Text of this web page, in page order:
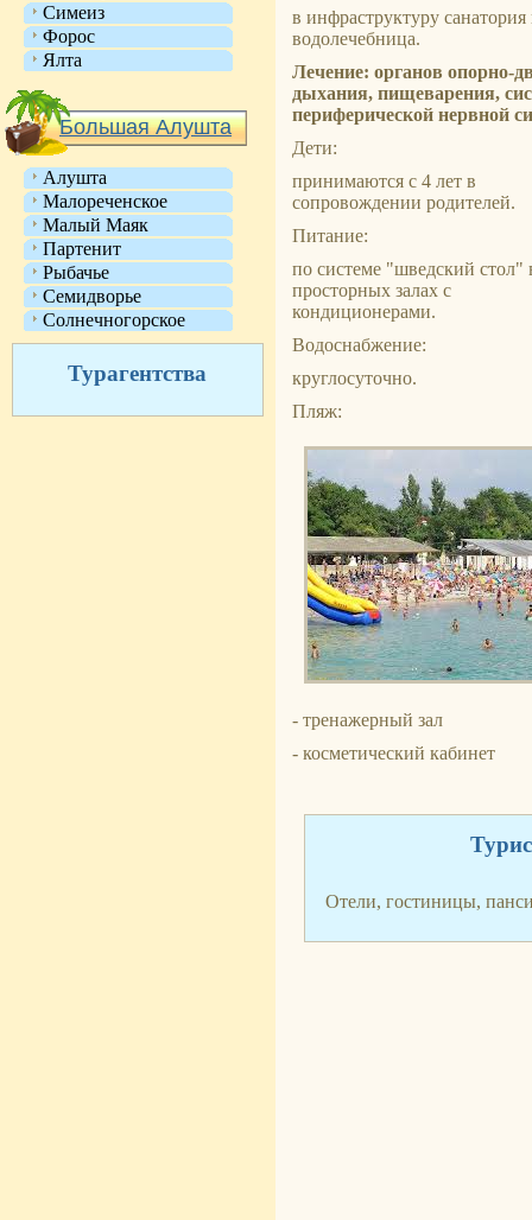
Симеиз
Форос
Ялта
Большая Алушта
Алушта
Малореченское
Малый Маяк
Партенит
Рыбачье
Семидворье
Солнечногорское
Турагентства
в инфраструктуру
водолечебница.
Лечение: органов опорно-
дыхания, пищеварения,
периферической нервной
Дети:
принимаются с 4 лет в
сопровождении родителей.
Питание:
по системе "шведский стол"
просторных залах с
кондиционерами.
Водоснабжение:
круглосуточно.
Пляж:
- тренажерный зал
- косметический кабинет
Отели, гостиницы,